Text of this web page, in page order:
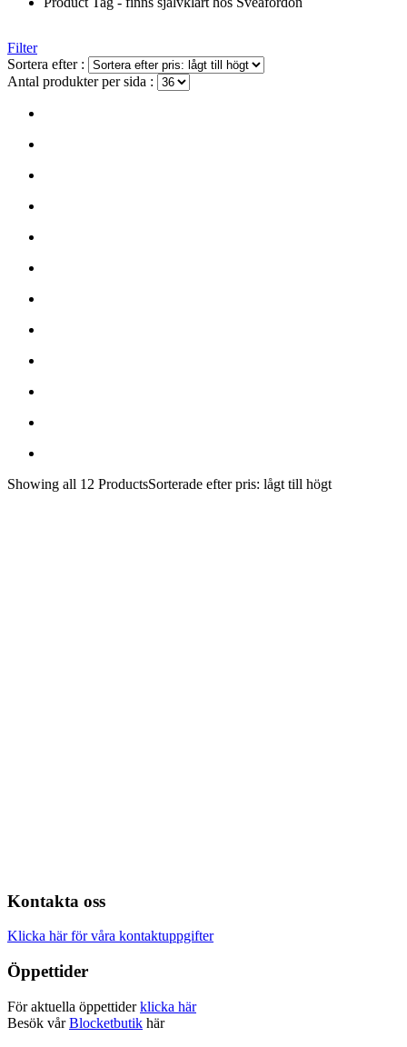
Filter
Sortera efter :
Antal produkter per sida :
Showing all 12 ProductsSorterade efter pris: lågt till högt
Kontakta oss
Klicka här för våra kontaktuppgifter
Öppettider
För aktuella öppettiderklicka här
Besök vårBlocketbutik här